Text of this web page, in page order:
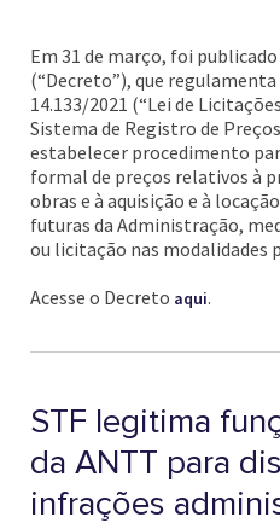
Em 31 de março, foi
(“Decreto”), que regulamenta
14.133/2021 (“Lei de
Sistema de Registro de Preços
estabelecer procedimento
formal de preços relativos à
obras e à aquisição e à
futuras da Administração,
ou licitação nas modalidades
Acesse o Decreto aqui.
STF legitima
da ANTT para
infrações